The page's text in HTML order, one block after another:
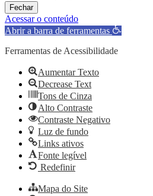
Fechar
Acessar o conteúdo
Abrir a barra de ferramentas
Ferramentas de Acessibilidade
Aumentar Texto
Decrease Text
Tons de Cinza
Alto Contraste
Contraste Negativo
Luz de fundo
Links ativos
Fonte legível
Redefinir
Mapa do Site